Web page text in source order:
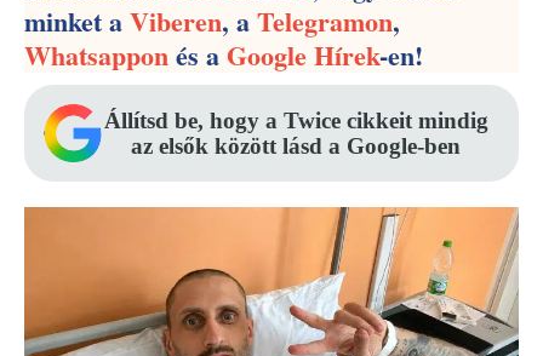
minket aViberen, aTelegramon,
Whatsapponés aGoogle Hírek-en!
Állítsd be, hogy a Twice cikkeit mindig
az elsők között lásd a Google-ben